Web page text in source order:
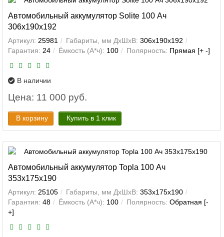
Автомобильный аккумулятор Solite 100 Ач
306x190x192
Артикул: 25981 Габариты, мм ДхШхВ: 306x190x192
Гарантия: 24 Ёмкость (А*ч): 100 Полярность: Прямая [+ -]
В наличии
Цена: 11 000 руб.
В корзину Купить в 1 клик
Автомобильный аккумулятор Topla 100 Ач
353x175x190
Артикул: 25105 Габариты, мм ДхШхВ: 353x175x190
Гарантия: 48 Ёмкость (А*ч): 100 Полярность: Обратная [-
+]